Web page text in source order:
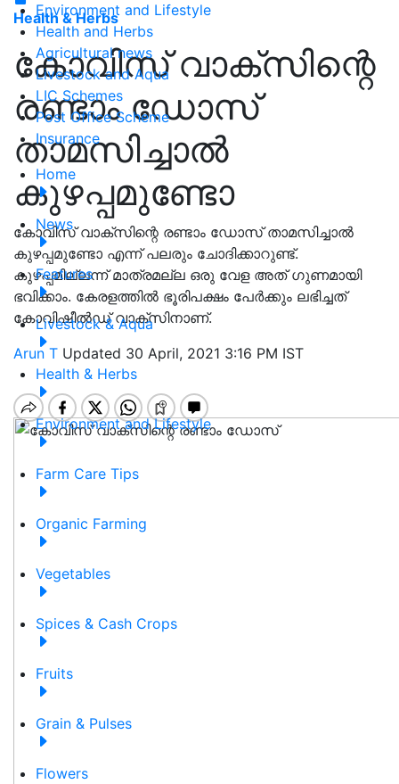
Environment and Lifestyle
Health and Herbs
Agricultural news
Livestock and Aqua
LIC Schemes
Post Office Scheme
Insurance
Home
News
Features
Livestock & Aqua
Health & Herbs
Environment and Lifestyle
Farm Care Tips
Organic Farming
Vegetables
Spices & Cash Crops
Fruits
Grain & Pulses
Flowers
Health & Herbs
കോവിസ് വാക്സിന്റെ
രണ്ടാം ഡോസ്
താമസിച്ചാൽ
കുഴപ്പമുണ്ടോ
കോവിസ് വാക്സിന്റെ രണ്ടാം ഡോസ് താമസിച്ചാൽ
കുഴപ്പമുണ്ടോ എന്ന് പലരും ചോദിക്കാറുണ്ട്.
കുഴപ്പമില്ലന്ന് മാത്രമല്ല ഒരു വേള അത് ഗുണമായി
ഭവിക്കാം. കേരളത്തിൽ ഭൂരിപക്ഷം പേർക്കും ലഭിച്ചത്
കോവിഷീൽഡ് വാക്സിനാണ്.
Arun T Updated 30 April, 2021 3:16 PM IST